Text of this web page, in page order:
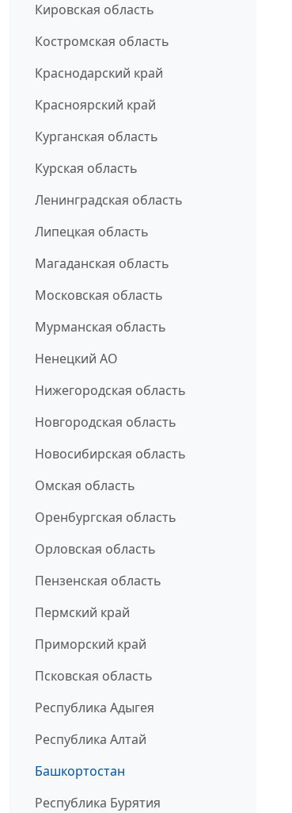
Кировская область
Костромская область
Краснодарский край
Красноярский край
Курганская область
Курская область
Ленинградская область
Липецкая область
Магаданская область
Московская область
Мурманская область
Ненецкий АО
Нижегородская область
Новгородская область
Новосибирская область
Омская область
Оренбургская область
Орловская область
Пензенская область
Пермский край
Приморский край
Псковская область
Республика Адыгея
Республика Алтай
Башкортостан
Республика Бурятия